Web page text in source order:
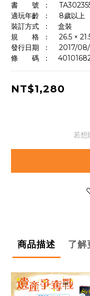
書　　號	：
適玩年齡	：	8歲以上
裝訂方式	：    盒裝
規　　格	：
發行日期	：	2017/
條　　碼	：
NT$1,280
若想
商品描述 了解